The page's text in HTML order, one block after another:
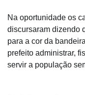
Na oportunidade os
discursaram dizendo
para a cor da
prefeito administrar,
servir a população